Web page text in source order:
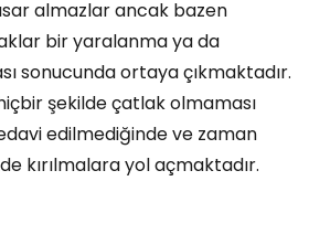
almazlar ancak bazen
bir yaralanma ya da
sonucunda ortaya çıkmaktadır.
şekilde çatlak olmaması
edilmediğinde ve zaman
kırılmalara yol açmaktadır.